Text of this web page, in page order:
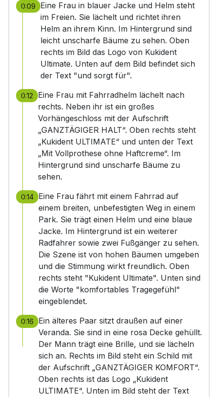
0:09
Eine Frau in blauer Jacke und Helm steht
im Freien. Sie lächelt und richtet ihren
Helm an ihrem Kinn. Im Hintergrund sind
leicht unscharfe Bäume zu sehen. Oben
rechts im Bild das Logo von Kukident
Ultimate. Unten auf dem Bild befindet sich
der Text "und sorgt für".
0:12
Eine Frau mit Fahrradhelm lächelt nach
rechts. Neben ihr ist ein großes
Vorhängeschloss mit der Aufschrift
„GANZTÄGIGER HALT“. Oben rechts steht
„Kukident ULTIMATE“ und unten der Text
„Mit Vollprothese ohne Haftcreme“. Im
Hintergrund sind unscharfe Bäume zu
sehen.
0:14 Eine Frau fährt mit einem Fahrrad auf
einem breiten, unbefestigten Weg in einem
Park. Sie trägt einen Helm und eine blaue
Jacke. Im Hintergrund ist ein weiterer
Radfahrer sowie zwei Fußgänger zu sehen.
Die Szene ist von hohen Bäumen umgeben
und die Stimmung wirkt freundlich. Oben
rechts steht "Kukident Ultimate". Unten sind
die Worte "komfortables Tragegefühl"
eingeblendet.
0:16
Ein älteres Paar sitzt draußen auf einer
Veranda. Sie sind in eine rosa Decke gehüllt.
Der Mann trägt eine Brille, und sie lächeln
sich an. Rechts im Bild steht ein Schild mit
der Aufschrift „GANZTÄGIGER KOMFORT“.
Oben rechts ist das Logo „Kukident
ULTIMATE“. Unten im Bild steht der Text